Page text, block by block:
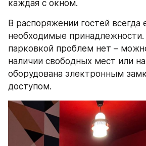
каждая с окном.
В распоряжении гостей всегда
необходимые
парковкой проблем нет –
наличии свободных мест или
оборудована электронным
доступом.